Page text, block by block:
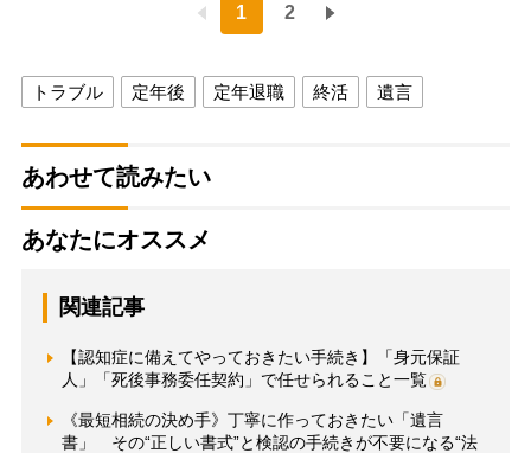
1 2
トラブル 定年後 定年退職 終活 遺言
あわせて読みたい
あなたにオススメ
関連記事
【認知症に備えてやっておきたい手続き】「身元保証
人」「死後事務委任契約」で任せられること一覧
《最短相続の決め手》丁寧に作っておきたい「遺言
書」 その“正しい書式”と検認の手続きが不要になる“法